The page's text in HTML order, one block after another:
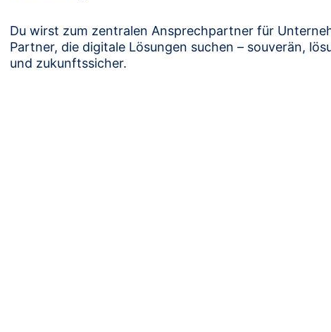
Du wirst zum zentralen Ansprechpartner für
Partner, die digitale Lösungen suchen – souverän,
und zukunftssicher.